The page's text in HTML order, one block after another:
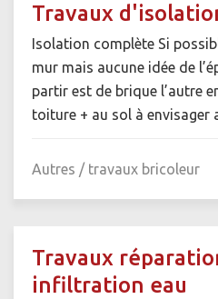
Travaux
Isolation complète Si
mur mais aucune idée de
partir est de brique l’autre
toiture + au sol à envisager
Autres / travaux bricoleur
Travaux
infiltration eau